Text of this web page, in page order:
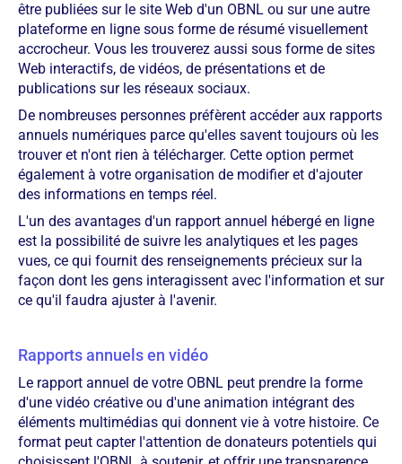
être publiées sur le site Web d'un OBNL ou sur une autre
plateforme en ligne sous forme de résumé visuellement
accrocheur. Vous les trouverez aussi sous forme de sites
Web interactifs, de vidéos, de présentations et de
publications sur les réseaux sociaux.
De nombreuses personnes préfèrent accéder aux rapports
annuels numériques parce qu'elles savent toujours où les
trouver et n'ont rien à télécharger. Cette option permet
également à votre organisation de modifier et d'ajouter
des informations en temps réel.
L'un des avantages d'un rapport annuel hébergé en ligne
est la possibilité de suivre les analytiques et les pages
vues, ce qui fournit des renseignements précieux sur la
façon dont les gens interagissent avec l'information et sur
ce qu'il faudra ajuster à l'avenir.
Rapports annuels en vidéo
Le rapport annuel de votre OBNL peut prendre la forme
d'une vidéo créative ou d'une animation intégrant des
éléments multimédias qui donnent vie à votre histoire. Ce
format peut capter l'attention de donateurs potentiels qui